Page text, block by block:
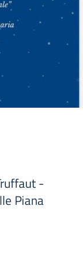
-
Piana